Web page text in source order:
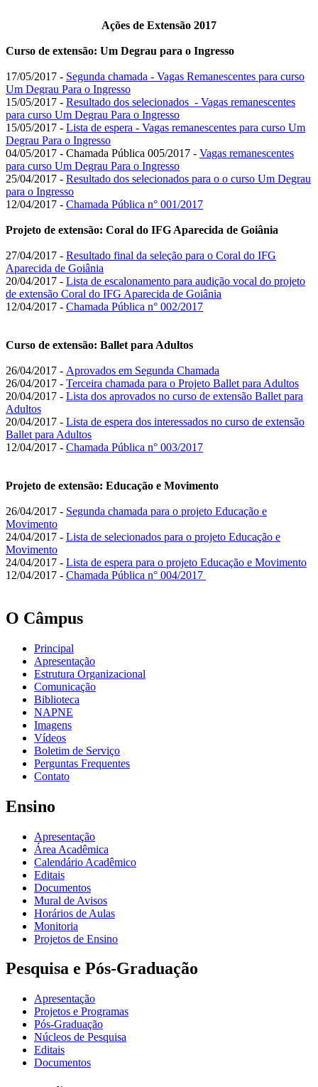
Ações de Extensão 2017
Curso de extensão: Um Degrau para o Ingresso
17/05/2017 - Segunda chamada - Vagas Remanescentes para curso
Um Degrau Para o Ingresso
15/05/2017 - Resultado dos selecionados - Vagas remanescentes
para curso Um Degrau Para o Ingresso
15/05/2017 - Lista de espera - Vagas remanescentes para curso Um
Degrau Para o Ingresso
04/05/2017 - Chamada Pública 005/2017 - Vagas remanescentes
para curso Um Degrau Para o Ingresso
25/04/2017 - Resultado dos selecionados para o o curso Um Degrau
para o Ingresso
12/04/2017 - Chamada Pública n° 001/2017
Projeto de extensão: Coral do IFG Aparecida de Goiânia
27/04/2017 - Resultado final da seleção para o Coral do IFG
Aparecida de Goiânia
20/04/2017 - Lista de escalonamento para audição vocal do projeto
de extensão Coral do IFG Aparecida de Goiânia
12/04/2017 - Chamada Pública n° 002/2017
Curso de extensão: Ballet para Adultos
26/04/2017 - Aprovados em Segunda Chamada
26/04/2017 - Terceira chamada para o Projeto Ballet para Adultos
20/04/2017 - Lista dos aprovados no curso de extensão Ballet para
Adultos
20/04/2017 - Lista de espera dos interessados no curso de extensão
Ballet para Adultos
12/04/2017 - Chamada Pública n° 003/2017
Projeto de extensão: Educação e Movimento
26/04/2017 - Segunda chamada para o projeto Educação e
Movimento
24/04/2017 - Lista de selecionados para o projeto Educação e
Movimento
24/04/2017 - Lista de espera para o projeto Educação e Movimento
12/04/2017 - Chamada Pública n° 004/2017
O Câmpus
Principal
Apresentação
Estrutura Organizacional
Comunicação
Biblioteca
NAPNE
Imagens
Vídeos
Boletim de Serviço
Perguntas Frequentes
Contato
Ensino
Apresentação
Área Acadêmica
Calendário Acadêmico
Editais
Documentos
Mural de Avisos
Horários de Aulas
Monitoria
Projetos de Ensino
Pesquisa e Pós-Graduação
Apresentação
Projetos e Programas
Pós-Graduação
Núcleos de Pesquisa
Editais
Documentos